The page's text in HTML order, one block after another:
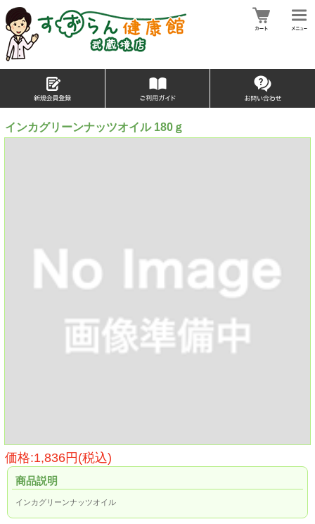
インカグリーンナッツオイル 180ｇ
価格:1,836円(税込)
商品説明
インカグリーンナッツオイル